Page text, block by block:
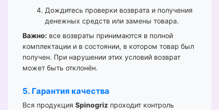
Дождитесь проверки возврата и получения
денежных средств или замены товара.
Важно: все возвраты принимаются в полной
комплектации и в состоянии, в котором товар был
получен. При нарушении этих условий возврат
может быть отклонён.
5. Гарантия качества
Вся продукция Spinogriz проходит контроль